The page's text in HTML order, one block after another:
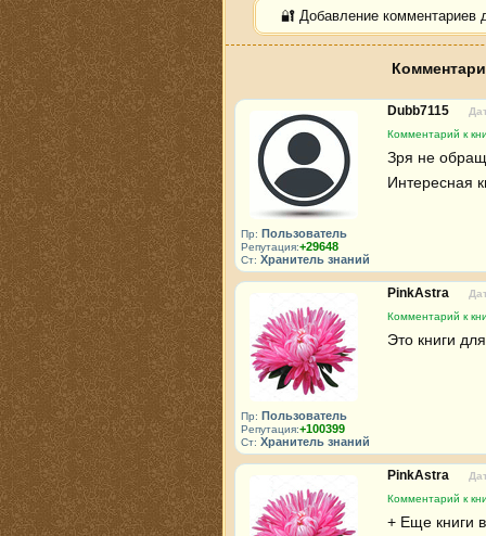
🔐 Добавление комментариев
Пр: Пользователь
Репутация:+29648
Ст: Хранитель знаний
Dubb7115
Комментарий к
Зря не
Интересная
Пр: Пользователь
Репутация:+100399
Ст: Хранитель знаний
PinkAstra
Комментарий к
Это книги
PinkAstra
Комментарий к